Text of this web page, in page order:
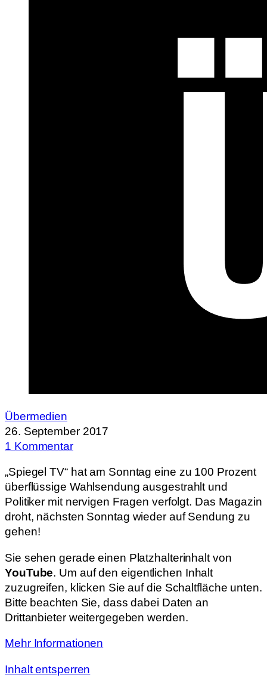
Übermedien
26. September 2017
1 Kommentar
„Spiegel TV“ hat am Sonntag eine zu 100 Prozent
überflüssige Wahlsendung ausgestrahlt und
Politiker mit nervigen Fragen verfolgt. Das Magazin
droht, nächsten Sonntag wieder auf Sendung zu
gehen!
Sie sehen gerade einen Platzhalterinhalt von
YouTube. Um auf den eigentlichen Inhalt
zuzugreifen, klicken Sie auf die Schaltfläche unten.
Bitte beachten Sie, dass dabei Daten an
Drittanbieter weitergegeben werden.
Mehr Informationen
Inhalt entsperren